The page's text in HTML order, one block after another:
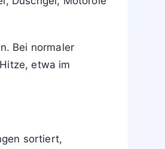
Bei normaler
etwa im
sortiert,